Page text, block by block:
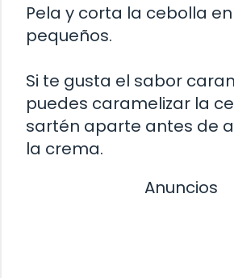
Pela y corta la cebolla
pequeños.
Si te gusta el sabor
puedes caramelizar la
sartén aparte antes de
la crema.
Anuncios